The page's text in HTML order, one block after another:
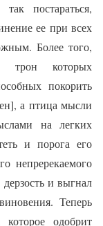
постараться,
ее при всех
Более того,
трон которых
покорить
а птица мысли
на легких
и порога его
непререкаемого
и выгнал
Теперь
одобрит